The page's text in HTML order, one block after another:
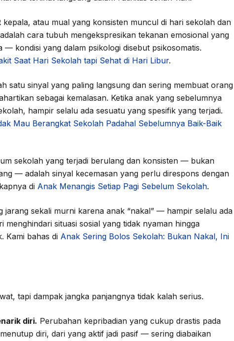
kepala, atau mual yang konsisten muncul di hari sekolah dan
cara tubuh mengekspresikan tekanan emosional yang
kondisi yang dalam psikologi disebut psikosomatis.
Saat Hari Sekolah tapi Sehat di Hari Libur.
satu sinyal yang paling langsung dan sering membuat orang
sebagai kemalasan. Ketika anak yang sebelumnya
hampir selalu ada sesuatu yang spesifik yang terjadi.
Mau Berangkat Sekolah Padahal Sebelumnya Baik-Baik
sekolah yang terjadi berulang dan konsisten — bukan
— adalah sinyal kecemasan yang perlu direspons dengan
di Anak Menangis Setiap Pagi Sebelum Sekolah.
jarang sekali murni karena anak “nakal” — hampir selalu ada
menghindari situasi sosial yang tidak nyaman hingga
Kami bahas di Anak Sering Bolos Sekolah: Bukan Nakal, Ini
tapi dampak jangka panjangnya tidak kalah serius.
diri. Perubahan kepribadian yang cukup drastis pada
diri, dari yang aktif jadi pasif — sering diabaikan